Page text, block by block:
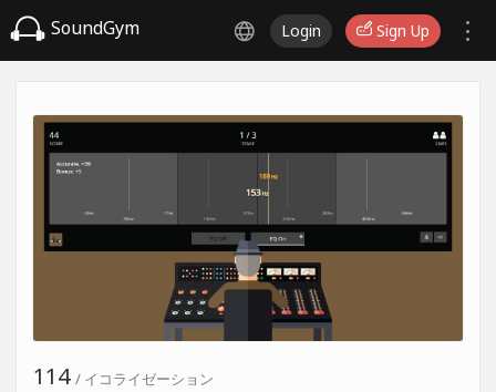
SoundGym Login Sign Up
114 / イコライゼーション